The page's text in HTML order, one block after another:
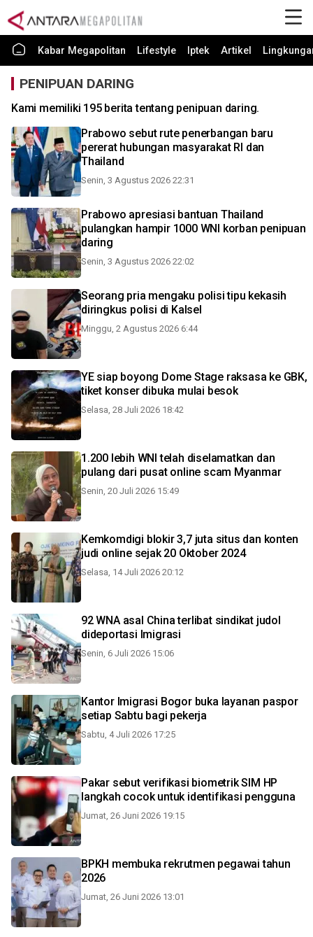
Kabar Megapolitan Lifestyle Iptek Artikel
PENIPUAN DARING
Kami memiliki 195 berita tentang penipuan daring.
Prabowo sebut rute penerbangan baru
pererat hubungan masyarakat RI dan
Thailand
Senin, 3 Agustus 2026 22:31
Prabowo apresiasi bantuan Thailand
pulangkan hampir 1000 WNI korban penipuan
daring
Senin, 3 Agustus 2026 22:02
Seorang pria mengaku polisi tipu kekasih
diringkus polisi di Kalsel
Minggu, 2 Agustus 2026 6:44
YE siap boyong Dome Stage raksasa ke GBK,
tiket konser dibuka mulai besok
Selasa, 28 Juli 2026 18:42
1.200 lebih WNI telah diselamatkan dan
pulang dari pusat online scam Myanmar
Senin, 20 Juli 2026 15:49
Kemkomdigi blokir 3,7 juta situs dan konten
judi online sejak 20 Oktober 2024
Selasa, 14 Juli 2026 20:12
92 WNA asal China terlibat sindikat judol
dideportasi Imigrasi
Senin, 6 Juli 2026 15:06
Kantor Imigrasi Bogor buka layanan paspor
setiap Sabtu bagi pekerja
Sabtu, 4 Juli 2026 17:25
Pakar sebut verifikasi biometrik SIM HP
langkah cocok untuk identifikasi pengguna
Jumat, 26 Juni 2026 19:15
BPKH membuka rekrutmen pegawai tahun
2026
Jumat, 26 Juni 2026 13:01